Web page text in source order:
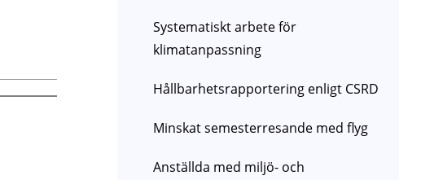
Systematiskt arbete för
klimatanpassning
Hållbarhetsrapportering enligt CSRD
Minskat semesterresande med flyg
Anställda med miljö- och